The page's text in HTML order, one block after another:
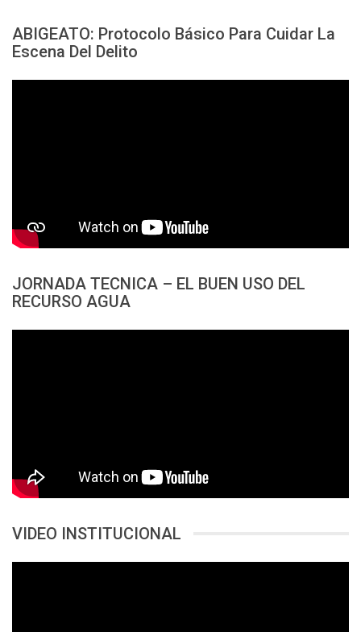
ABIGEATO: Protocolo Básico Para Cuidar La
Escena Del Delito
JORNADA TECNICA – EL BUEN USO DEL
RECURSO AGUA
VIDEO INSTITUCIONAL